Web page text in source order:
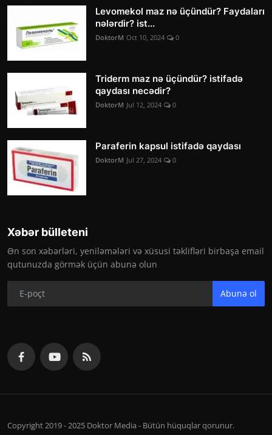
Levomekol maz nə üçündür? Faydaları
nələrdir? ist...
DoktorM Oct 10, 2024 0
Triderm maz nə üçündür? istifadə
qaydası necədir?
DoktorM Jul 12, 2024 0
Paraferin kapsul istifadə qaydası
DoktorM Jul 27, 2024 0
Xəbər bülleteni
Ən son xəbərləri, yeniləmələri və xüsusi təklifləri birbaşa email
qutunuzda görmək üçün abunə olun
Abunə ol
Copyright 2019 - 2025 Doktor Media - Bütün hüquqlar qorunur.